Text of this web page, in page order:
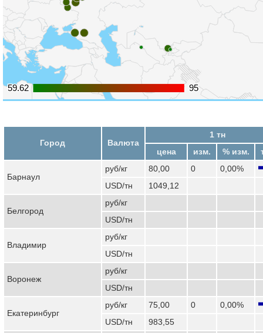
59.62
59.62 95
95
Город Валюта
1 тн
цена
изм. % изм.
Барнаул
руб/кг 80,00 0
0,00%
USD/тн
1049,12
Белгород
руб/кг
USD/тн
Владимир
руб/кг
USD/тн
Воронеж
руб/кг
USD/тн
Екатеринбург
руб/кг 75,00 0
0,00%
USD/тн
983,55